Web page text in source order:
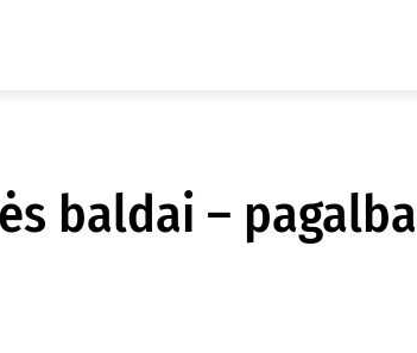
baldai – pagalba